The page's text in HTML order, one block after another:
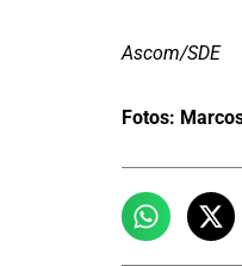
Ascom/SDE
Fotos: